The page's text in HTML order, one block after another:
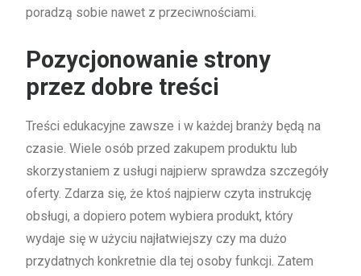
poradzą sobie nawet z przeciwnościami.
Pozycjonowanie strony
przez dobre treści
Treści edukacyjne zawsze i w każdej branży będą na
czasie. Wiele osób przed zakupem produktu lub
skorzystaniem z usługi najpierw sprawdza szczegóły
oferty. Zdarza się, że ktoś najpierw czyta instrukcję
obsługi, a dopiero potem wybiera produkt, który
wydaje się w użyciu najłatwiejszy czy ma dużo
przydatnych konkretnie dla tej osoby funkcji. Zatem